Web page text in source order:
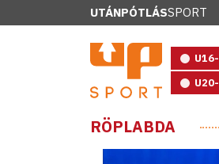
UTÁNPÓTLÁSSPORT
RÖPLABDA